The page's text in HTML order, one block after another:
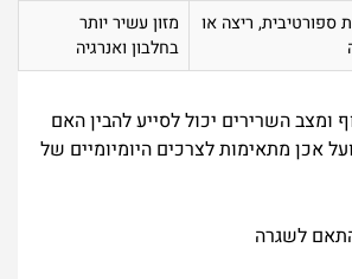
ספורטיבית, ריצה או
מזון עשיר יותר
בחלבון ואנרגיה
השרירים יכול לסייע להבין האם
אכן מתאימות לצרכים היומיומיים של
לשגרה